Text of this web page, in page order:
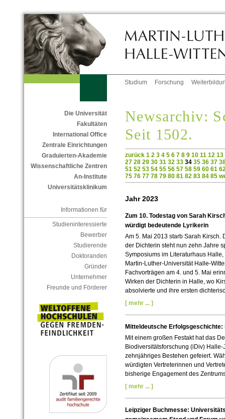
Studium Forschung
Die Universität
Fakultäten
International Office
Zentrale Einrichtungen
Graduierten-Akademie
Wissenschaftliche Zentren
An-Institute
Universitätsklinikum
Informationen für
Studieninteressierte
Bewerber
Studierende
Doktoranden
Gründer
Unternehmer
Freunde und Förderer
Newsarchiv:
Seit 1502.
zurück 1 2 3 4 5 6 7 8 9 10 11 12 13
27 28 29 30 31 32 3334 35 36 37
51 52 53 54 55 56 57 58 59 60 61
75 76 77 78 79 80 81 82 83 84 85
Jahr 2023
Zum 10. Todestag von Sarah
würdigt bedeutende Lyrikerin
Am 5. Mai 2013 starb Sarah Kirsch.
der Dichterin steht nun zehn Jahre
Symposiums im Literaturhaus
Martin-Luther-Universität Halle-
Fachvorträgen am 4. und 5. Mai
Wirken der Dichterin in Halle, wo
absolvierte und ihre ersten
[ mehr ... ]
Mitteldeutsche
Mit einem großen Festakt hat das
Biodiversitätsforschung (iDiv)
zehnjähriges Bestehen gefeiert.
würdigten Vertreterinnen und
bisherige Engagement des
[ mehr ... ]
Leipziger Buchmesse: